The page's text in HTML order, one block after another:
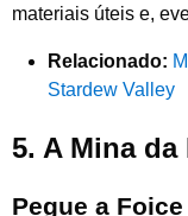
materiais úteis e,
Relacionado:
Stardew Valley
5. A Mina da
Pegue a